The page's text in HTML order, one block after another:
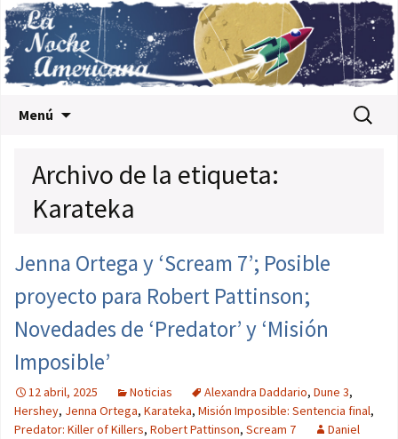
Menú Buscar:
Archivo de la etiqueta:
Karateka
Jenna Ortega y ‘Scream 7’; Posible
proyecto para Robert Pattinson;
Novedades de ‘Predator’ y ‘Misión
Imposible’
12 abril, 2025 Noticias Alexandra Daddario, Dune 3,
Hershey, Jenna Ortega, Karateka, Misión Imposible: Sentencia final,
Predator: Killer of Killers, Robert Pattinson, Scream 7
Daniel